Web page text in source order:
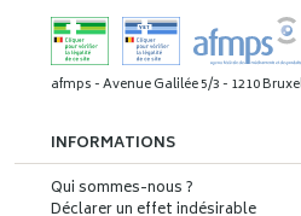
afmps - Avenue Galilée 5/3 - 1210
INFORMATIONS
Qui sommes-nous ?
Déclarer un effet indésirable